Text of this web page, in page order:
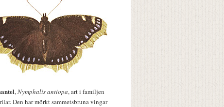
,Nymphalis antiopa, art i familjen
Den har mörkt sammetsbruna vingar